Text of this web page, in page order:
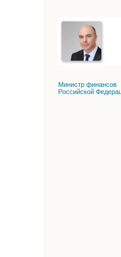
Министр финансов
Российской